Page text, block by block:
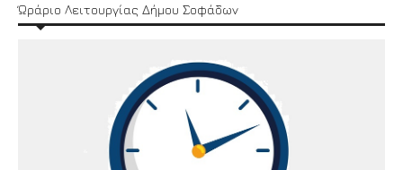
Ώράριο Λειτουργίας Δήμου Σοφάδων